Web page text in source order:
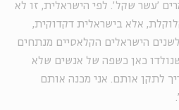
'עשר שקל'. לפי הישראלית, זו לא
אלא בישראלית דקדוקית,
הישראלים הקלאסיים מנתחים
כאן כשפה של אנשים שלא
לתקן אותם. אני מכנה אותם